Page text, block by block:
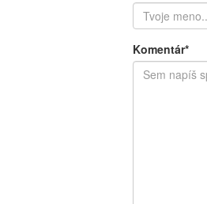
Komentár*